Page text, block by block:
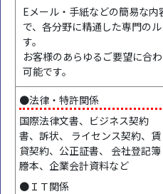
Eメール・手紙などの簡易な
で、各分野に精通した専門の
す。
お客様のあらゆるご要望に合
可能です。
●法律・特許関係
国際法律文書、ビジネス契約
書、訴状、 ライセンス契約、賃
貸契約、公正証書、 会社登記簿
謄本、企業会計資料など
●ＩＴ関係